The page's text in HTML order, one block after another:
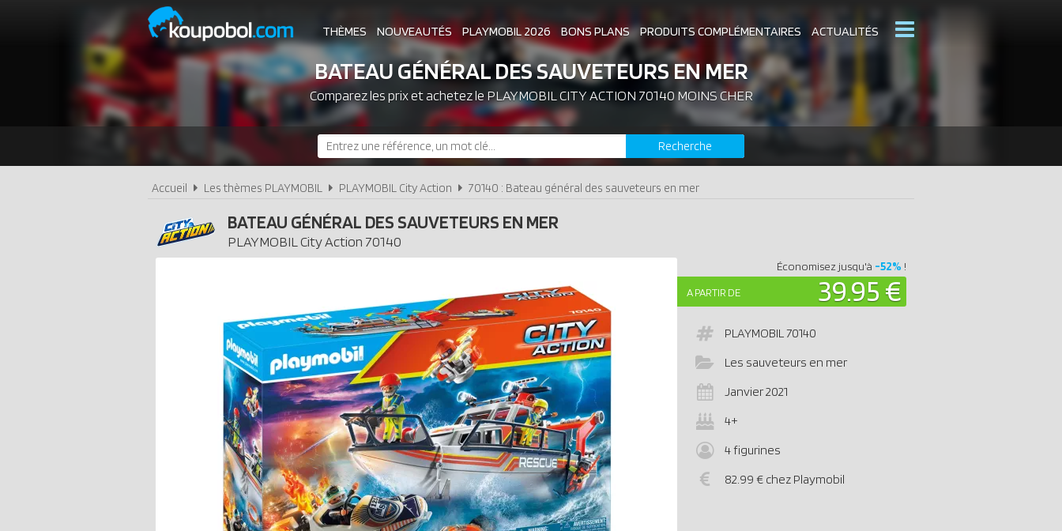
THÈMES NOUVEAUTÉS PLAYMOBIL 2026 BONS PLANS PRODUITS COMPLÉMENTAIRES ACTUALITÉS
ASSOCIATIONS DE FANS EXPOSITIONS PLAYMOBIL CATALOGUES PLAYMOBIL
LES PLAYMOBIL LES PLUS CHERS DERNIERS PLAYMOBIL AJOUTÉS
BATEAU GÉNÉRAL DES SAUVETEURS EN MER
Comparez les prix et achetez le PLAYMOBIL CITY ACTION 70140 MOINS CHER
Recherche
Accueil Les thèmes PLAYMOBIL PLAYMOBIL City Action 70140 : Bateau général des sauveteurs en mer
BATEAU GÉNÉRAL DES SAUVETEURS EN MER
PLAYMOBIL City Action 70140
A PARTIR DE 39.95 €
Économisez jusqu'à -52% !
PLAYMOBIL70140
Les sauveteurs en mer
Janvier 2021
4+
4 figurines
82.99 € chez Playmobil